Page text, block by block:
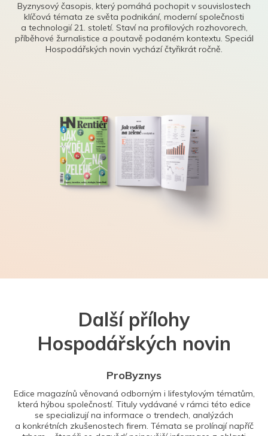
Byznysový časopis, který pomáhá pochopit v souvislostech
klíčová témata ze světa podnikání, moderní společnosti
a technologií 21. století. Staví na profilových rozhovorech,
příběhové žurnalistice a poutavě podaném kontextu. Speciál
Hospodářských novin vychází čtyřikrát ročně.
Další přílohy
Hospodářských novin
ProByznys
Edice magazínů věnovaná odborným i lifestylovým tématům,
která hýbou společností. Tituly vydávané v rámci této edice
se specializují na informace o trendech, analýzách
a konkrétních zkušenostech firem. Témata se prolínají napříč